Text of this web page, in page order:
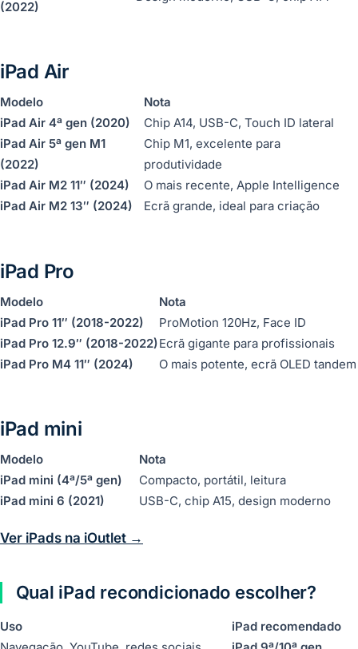
(2022)
iPad Air
Modelo
Nota
iPad Air 4ª gen (2020)
Chip A14, USB-C, Touch ID lateral
iPad Air 5ª gen M1
(2022)
Chip M1, excelente para
produtividade
iPad Air M2 11″ (2024)
O mais recente, Apple Intelligence
iPad Air M2 13″ (2024)
Ecrã grande, ideal para criação
iPad Pro
Modelo
Nota
iPad Pro 11″ (2018-2022)
ProMotion 120Hz, Face ID
iPad Pro 12.9″ (2018-2022)Ecrã gigante para profissionais
iPad Pro M4 11″ (2024)
O mais potente, ecrã OLED tandem
iPad mini
Modelo
Nota
iPad mini (4ª/5ª gen)
Compacto, portátil, leitura
iPad mini 6 (2021)
USB-C, chip A15, design moderno
Ver iPads na iOutlet →
Qual iPad recondicionado escolher?
Uso
iPad recomendado